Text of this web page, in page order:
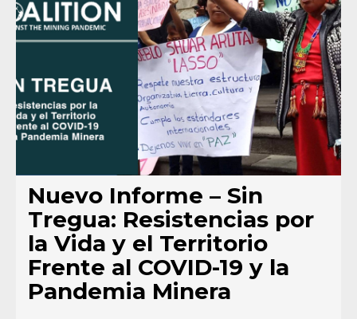
Nuevo Informe – Sin
Tregua: Resistencias por
la Vida y el Territorio
Frente al COVID-19 y la
Pandemia Minera